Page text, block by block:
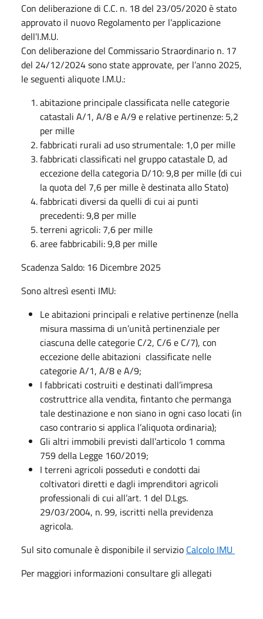
Con deliberazione di C.C. n. 18 del 23/05/2020 è stato
approvato il nuovo Regolamento per l’applicazione
dell’I.M.U.
Con deliberazione del Commissario Straordinario n. 17
del 24/12/2024 sono state approvate, per l’anno 2025,
le seguenti aliquote I.M.U.:
abitazione principale classificata nelle categorie
catastali A/1, A/8 e A/9 e relative pertinenze: 5,2
per mille
fabbricati rurali ad uso strumentale: 1,0 per mille
fabbricati classificati nel gruppo catastale D, ad
eccezione della categoria D/10: 9,8 per mille (di cui
la quota del 7,6 per mille è destinata allo Stato)
fabbricati diversi da quelli di cui ai punti
precedenti: 9,8 per mille
terreni agricoli: 7,6 per mille
aree fabbricabili: 9,8 per mille
Scadenza Saldo: 16 Dicembre 2025
Sono altresì esenti IMU:
Le abitazioni principali e relative pertinenze (nella
misura massima di un’unità pertinenziale per
ciascuna delle categorie C/2, C/6 e C/7), con
eccezione delle abitazioni classificate nelle
categorie A/1, A/8 e A/9;
I fabbricati costruiti e destinati dall’impresa
costruttrice alla vendita, fintanto che permanga
tale destinazione e non siano in ogni caso locati (in
caso contrario si applica l’aliquota ordinaria);
Gli altri immobili previsti dall’articolo 1 comma
759 della Legge 160/2019;
I terreni agricoli posseduti e condotti dai
coltivatori diretti e dagli imprenditori agricoli
professionali di cui all’art. 1 del D.Lgs.
29/03/2004, n. 99, iscritti nella previdenza
agricola.
Sul sito comunale è disponibile il servizio Calcolo IMU
Per maggiori informazioni consultare gli allegati